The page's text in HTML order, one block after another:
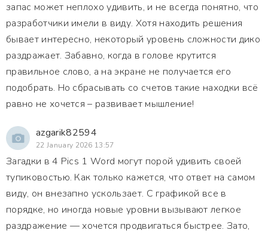
запас может неплохо удивить, и не всегда понятно, что
разработчики имели в виду. Хотя находить решения
бывает интересно, некоторый уровень сложности дико
раздражает. Забавно, когда в голове крутится
правильное слово, а на экране не получается его
подобрать. Но сбрасывать со счетов такие находки всё
равно не хочется – развивает мышление!
azgarik82594
22 January 2026 13:57
Загадки в 4 Pics 1 Word могут порой удивить своей
тупиковостью. Как только кажется, что ответ на самом
виду, он внезапно ускользает. С графикой все в
порядке, но иногда новые уровни вызывают легкое
раздражение — хочется продвигаться быстрее. Зато,